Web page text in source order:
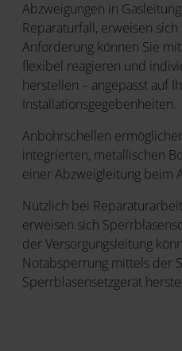
Abzweigungen in
Reparaturfall, erweisen sich
Anforderung können Sie
flexibel reagieren und
herstellen – angepasst auf
Installationsgegebenheiten.
Anbohrschellen
integrierten, metallischen
einer Abzweigleitung beim
Nützlich bei
erweisen sich
der Versorgungsleitung
Notabsperrung mittels der
Sperrblasensetzgerät